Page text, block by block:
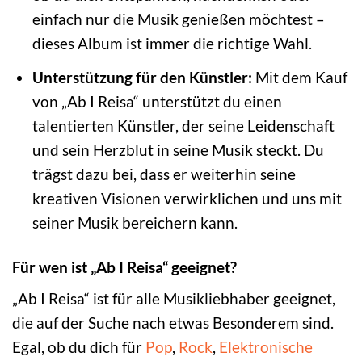
einfach nur die Musik genießen möchtest –
dieses Album ist immer die richtige Wahl.
Unterstützung für den Künstler: Mit dem Kauf
von „Ab I Reisa“ unterstützt du einen
talentierten Künstler, der seine Leidenschaft
und sein Herzblut in seine Musik steckt. Du
trägst dazu bei, dass er weiterhin seine
kreativen Visionen verwirklichen und uns mit
seiner Musik bereichern kann.
Für wen ist „Ab I Reisa“ geeignet?
„Ab I Reisa“ ist für alle Musikliebhaber geeignet,
die auf der Suche nach etwas Besonderem sind.
Egal, ob du dich für Pop, Rock, Elektronische